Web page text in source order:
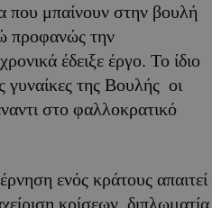
που μπαίνουν στην βουλή
προφανώς την
έδειξε έργο. Το ίδιο
γυναίκες της Βουλής οι
στο φαλλοκρατικό
ενός κράτους απαιτεί
κρίσεων, διπλωματία